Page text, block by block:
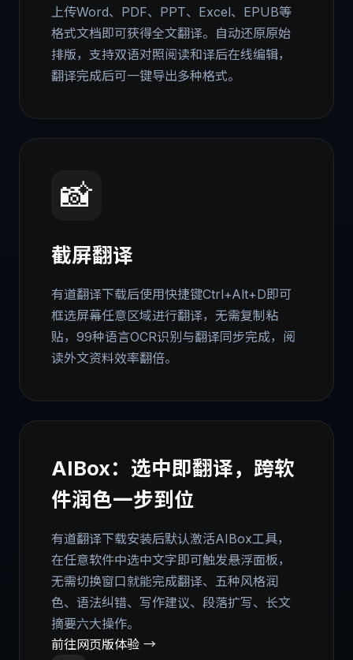
上传Word、PDF、PPT、Excel、EPUB等
格式文档即可获得全文翻译。自动还原原始
排版，支持双语对照阅读和译后在线编辑，
翻译完成后可一键导出多种格式。
📸
截屏翻译
有道翻译下载后使用快捷键Ctrl+Alt+D即可
框选屏幕任意区域进行翻译，无需复制粘
贴，99种语言OCR识别与翻译同步完成，阅
读外文资料效率翻倍。
AIBox：选中即翻译，跨软
件润色一步到位
有道翻译下载安装后默认激活AIBox工具，
在任意软件中选中文字即可触发悬浮面板，
无需切换窗口就能完成翻译、五种风格润
色、语法纠错、写作建议、段落扩写、长文
摘要六大操作。
前往网页版体验 →